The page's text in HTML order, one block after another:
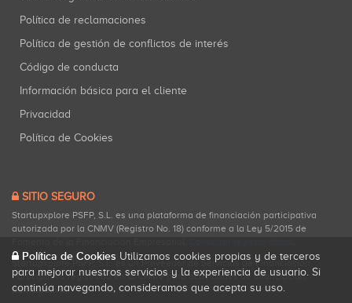
Política de reclamaciones
Política de gestión de conflictos de interés
Código de conducta
Información básica para el cliente
Privacidad
Política de Cookies
SITIO SEGURO
Startupxplore PSFP, S.L. es una plataforma de financiación participativa
autorizada por la CNMV (Registro No. 18) conforme a la Ley 5/2015 de
Startupxplore PSFP, S.L. es un Proveedor de Servicios de Financiación
Participativa registrado en la CNMV para actividades de financiación
participativa.
Política de Cookies Utilizamos cookies propias y de terceros
para mejorar nuestros servicios y la experiencia de usuario. Si
continúa navegando, consideramos que acepta su uso.